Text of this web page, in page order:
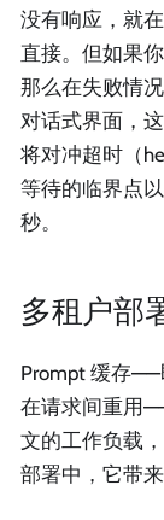
没有响应，就
直接。但如果
那么在失败情
对话式界面，
将对冲超时（
等待的临界点
秒。
多租户部
Prompt 缓存——
在请求间重用
文的工作负载
部署中，它带